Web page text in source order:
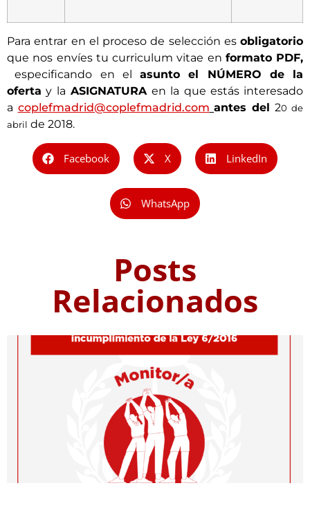
Para entrar en el proceso de selección es obligatorio
que nos envíes tu curriculum vitae en formato PDF,
especificando en el asunto el NÚMERO de la
oferta y la ASIGNATURA en la que estás interesado
a coplefmadrid@coplefmadrid.com antes del20 de
abril de 2018.
Facebook X LinkedIn
WhatsApp
Posts
Relacionados